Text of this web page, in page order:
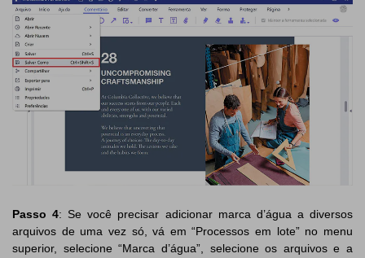
Passo 4: Se você precisar adicionar marca d’água a diversos
arquivos de uma vez só, vá em “Processos em lote” no menu
superior, selecione “Marca d’água”, selecione os arquivos e a